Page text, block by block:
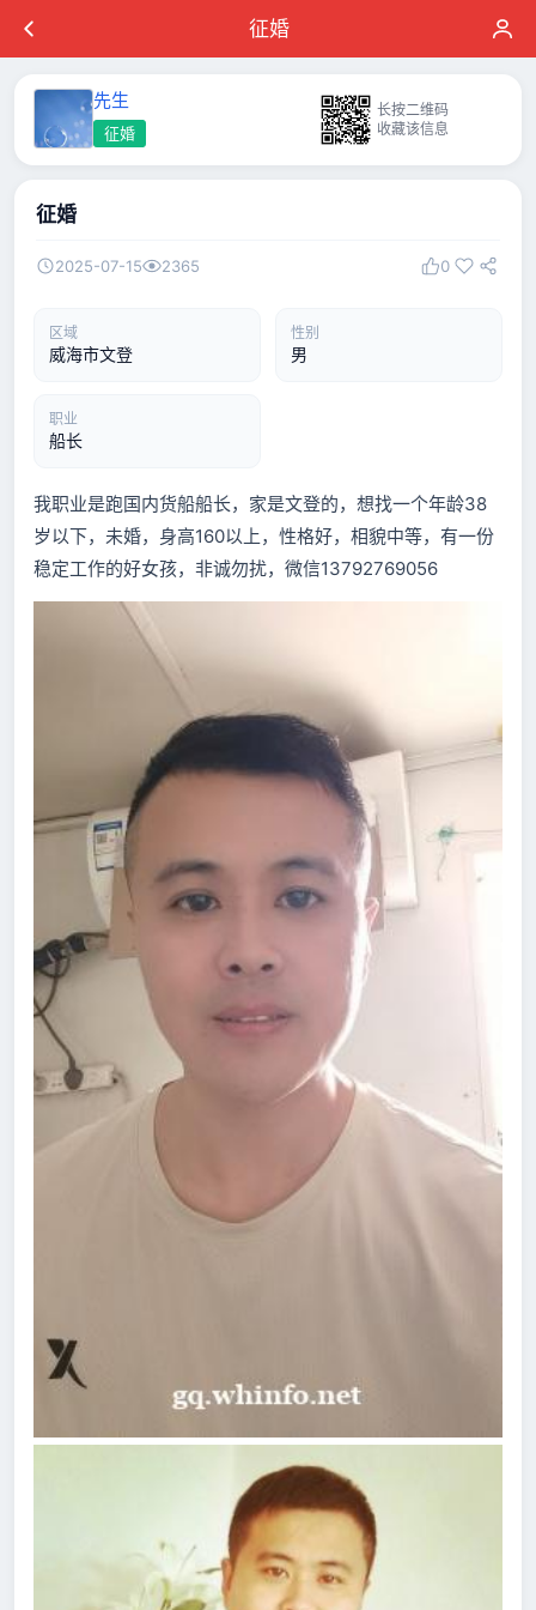
征婚
先生
征婚
长按二维码
收藏该信息
征婚
2025-07-15 2365 0
区域
威海市文登
性别
男
职业
船长
我职业是跑国内货船船长，家是文登的，想找一个年龄38
岁以下，未婚，身高160以上，性格好，相貌中等，有一份
稳定工作的好女孩，非诚勿扰，微信13792769056